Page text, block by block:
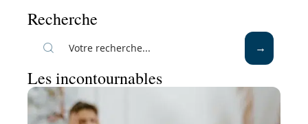
Recherche
Les incontournables